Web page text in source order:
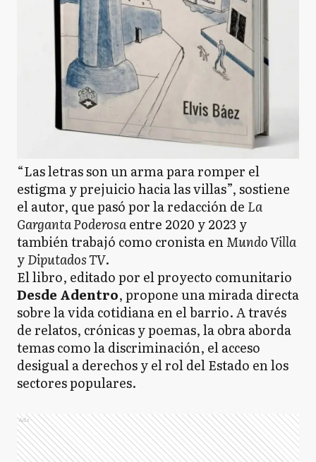
“Las letras son un arma para romper el
estigma y prejuicio hacia las villas”, sostiene
el autor, que pasó por la redacción de La
Garganta Poderosaentre 2020 y 2023 y
también trabajó como cronista enMundo Villa
yDiputados TV.
El libro, editado por el proyecto comunitario
Desde Adentro, propone una mirada directa
sobre la vida cotidiana en el barrio. A través
de relatos, crónicas y poemas, la obra aborda
temas como la discriminación, el acceso
desigual a derechos y el rol del Estado en los
sectores populares.
Ads